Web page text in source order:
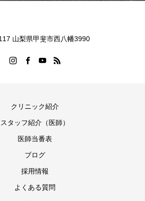
山梨県甲斐市西八幡3990
クリニック紹介
スタッフ紹介（医師）
医師当番表
ブログ
採用情報
よくある質問